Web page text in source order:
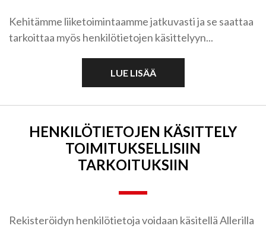
Kehitämme liiketoimintaamme jatkuvasti ja se saattaa
tarkoittaa myös henkilötietojen käsittelyyn...
LUE LISÄÄ
HENKILÖTIETOJEN KÄSITTELY
TOIMITUKSELLISIIN
TARKOITUKSIIN
Rekisteröidyn henkilötietoja voidaan käsitellä Allerilla